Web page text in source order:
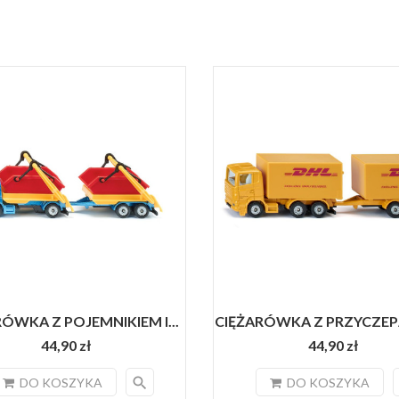
Z POJEMNIKIEM I...
44,90 zł
DO KOSZYKA search
CIĘŻARÓWKA Z
44,90 zł
DO KOSZYKA